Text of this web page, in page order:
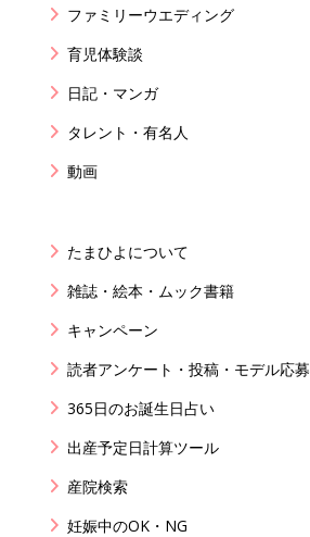
ファミリーウエディング
育児体験談
日記・マンガ
タレント・有名人
動画
たまひよについて
雑誌・絵本・ムック書籍
キャンペーン
読者アンケート・投稿・モデル応募
365日のお誕生日占い
出産予定日計算ツール
産院検索
妊娠中のOK・NG